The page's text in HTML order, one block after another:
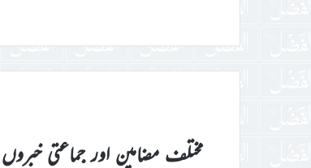
مختلف مضامین اور جماعتی